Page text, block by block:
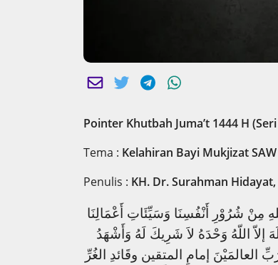
Pointer Khutbah Juma’t 1444 H
Tema : Kelahiran Bayi Mukjizat SAW
Penulis : KH. Dr. Surahman
مِنْ شُرُوْرِ أَنْفُسِنَا وَسَيِّئَاتِ أَعْمَالِنَا
إلاّ اللّهُ وَحْدَهُ لاَ شَرِيكَ لَهُ وَأَشْهَدُ
إمامِ المتقين وقَائدِ الغُرِّ